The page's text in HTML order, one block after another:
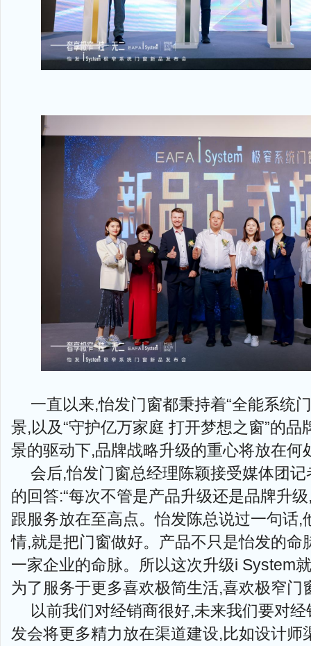
一直以来,怡发门窗都秉持着“全能系统
景,以及“守护亿万家庭 打开梦想之窗”的品
景的驱动下,品牌战略升级的重心将放在何
会后,怡发门窗总经理陈颖接受媒体团
的回答:“每次不管是产品升级还是品牌升
跟服务放在至高点。怡发陈总说过一句话,
情,就是把门窗做好。产品不只是怡发的命
一家企业的命脉。所以这次升级i System
为了服务于更多喜欢极简生活,喜欢极窄门
以前我们对经销商很好,未来我们要对
发会将更多精力放在渠道建设,比如设计师